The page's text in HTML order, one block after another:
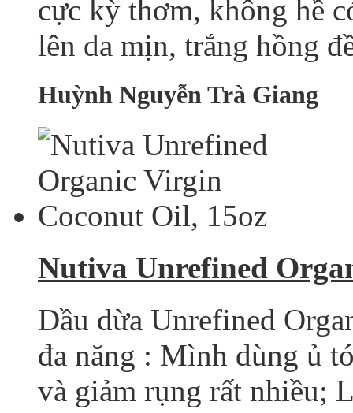
cực kỳ thơm, không hề
lên da mịn, trắng hồng
Huỳnh Nguyễn Trà Giang
Nutiva Unrefined
Dầu dừa Unrefined
đa năng : Mình dùng ủ
và giảm rụng rất nhiều;